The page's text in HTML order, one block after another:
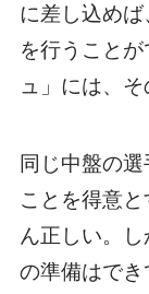
に差し込め
を行うこと
ュ」には、
同じ中盤の
ことを得意
ん正しい。
の準備はで